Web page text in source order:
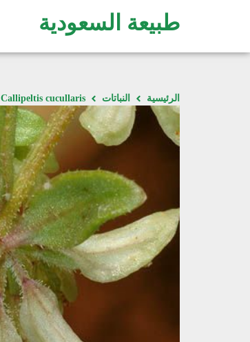
طبيعة السعودية
الرئيسية النباتات Callipeltis cucullaris